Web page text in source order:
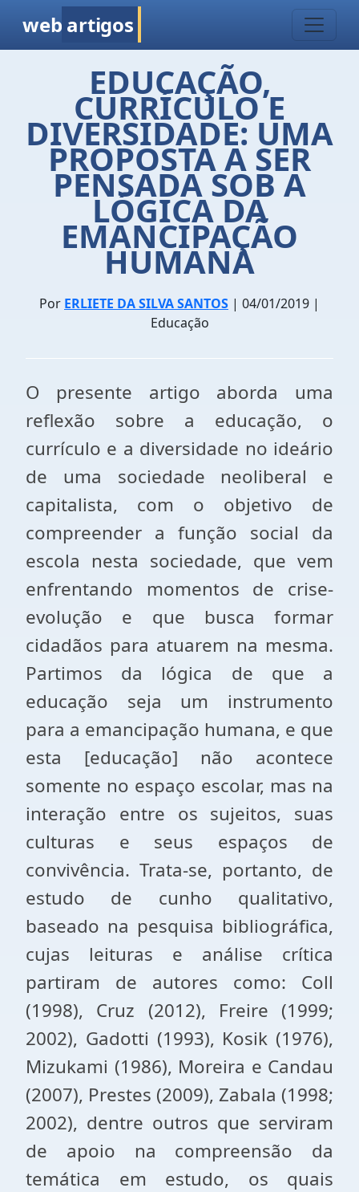
web artigos
EDUCAÇÃO,
CURRÍCULO E
DIVERSIDADE: UMA
PROPOSTA A SER
PENSADA SOB A
LÓGICA DA
EMANCIPAÇÃO
HUMANA
Por ERLIETE DA SILVA SANTOS | 04/01/2019 |
Educação
O presente artigo aborda uma
reflexão sobre a educação, o
currículo e a diversidade no ideário
de uma sociedade neoliberal e
capitalista, com o objetivo de
compreender a função social da
escola nesta sociedade, que vem
enfrentando momentos de crise-
evolução e que busca formar
cidadãos para atuarem na mesma.
Partimos da lógica de que a
educação seja um instrumento
para a emancipação humana, e que
esta [educação] não acontece
somente no espaço escolar, mas na
interação entre os sujeitos, suas
culturas e seus espaços de
convivência. Trata-se, portanto, de
estudo de cunho qualitativo,
baseado na pesquisa bibliográfica,
cujas leituras e análise crítica
partiram de autores como: Coll
(1998), Cruz (2012), Freire (1999;
2002), Gadotti (1993), Kosik (1976),
Mizukami (1986), Moreira e Candau
(2007), Prestes (2009), Zabala (1998;
2002), dentre outros que serviram
de apoio na compreensão da
temática em estudo, os quais